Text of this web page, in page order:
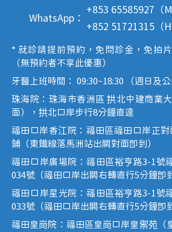
WhatsApp：
+853 65585927（
+852 51721315（
* 就診請提前預約，免問診金，免拍
（無預約者不享此優惠）
牙醫上班時間： 09:30~18:30 （週日及
珠海院：珠海市香洲區 拱北中建商業
面），拱北口岸步行8分鐘直達
福田口岸香江院：福田區福田口岸正
鋪（東鐵線落馬洲站出關對面即到）
福田口岸廣場院：福田區裕亨路3-1號
034號（福田口岸出關右轉直行5分鐘即
福田口岸星光院：福田區裕亨路3-1號
033號（福田口岸出關右轉直行5分鐘即
福田皇崗院：福田區皇崗口岸皇禦苑（